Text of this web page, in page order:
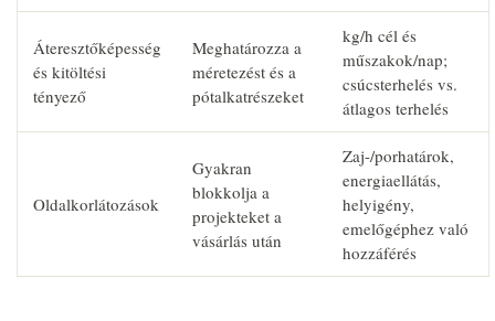
Áteresztőképesség
és kitöltési
tényező
Meghatározza a
méretezést és a
pótalkatrészeket
kg/h cél és
műszakok/nap;
csúcsterhelés vs.
átlagos terhelés
Oldalkorlátozások
Gyakran
blokkolja a
projekteket a
vásárlás után
Zaj-/porhatárok,
energiaellátás,
helyigény,
emelőgéphez való
hozzáférés